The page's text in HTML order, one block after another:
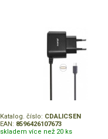
Katalog. číslo: CDALICSEN
EAN: 8596426107673
skladem více než 20 ks